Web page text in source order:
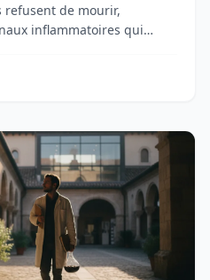
refusent de mourir,
inflammatoires qui